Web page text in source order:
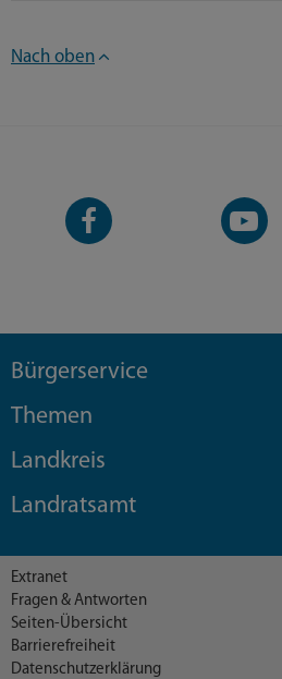
Nach oben
Facebook-
Seite
YouTube-
Kanal
Bürgerservice
Themen
Landkreis
Landratsamt
Extranet
Fragen & Antworten
Seiten-Übersicht
Barrierefreiheit
Datenschutzerklärung